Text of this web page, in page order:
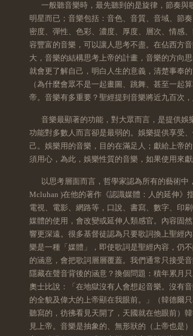
一般聽音樂時，最先聽到的是旋律，節奏
明星而已；音樂包括：音色、音質、音域、節
密度、彈性、色彩、濃度、厚度、層次、情感
容豐富的音樂，可以讓人思考不盡。在佔西方
大，音樂的結構思考上帝的計畫，音樂的方向
就會更了解自己，明白人生的意義，清楚事奉
（為什麼會眾不是一起畫圖、跳舞、甚至一起
帝。音樂有多重要？聖經提到音樂將近九百次，
音樂最顯著的功能，對大眾而言，是提供
功能對多數人而言卻是最弱的。娛樂提供享受
己。娛樂用的音樂，目的在滿足人；獻給上帝
須用心，為此，娛樂性質的音樂，如果使用來獻
以思考層面而言，哲學家認為所有的藝術
Mcluhan )在他的著作《認識媒體：人的延伸》
電視、電影、網路等，口說、書寫、數字、印
媒體的使用，會改變或延伸人類感官。內容固
響更深遠。很多基督徒認為只要歌詞換上聖經
樂是一種「媒體」，即使歌詞是聖經內容，仍
的涵意，會把歌詞層層覆蓋。我們通常只接受
隱藏在聲音背後的涵意？換個問題：積年累月
奧士比說：「在地獄沒有人會想起音樂。沒有
的全貌及偉大的上帝顯在我眼前。」（韓德爾
聽寫的，彷彿看見天開了，天國就在他眼前）
見上帝。音樂是抽象的、無形狀的（上帝也是